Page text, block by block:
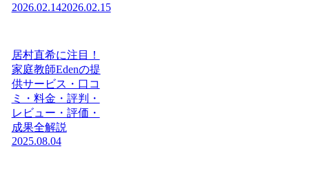
2026.02.142026.02.15
居村直希に注目！
家庭教師Edenの提
供サービス・口コ
ミ・料金・評判・
レビュー・評価・
成果全解説
2025.08.04